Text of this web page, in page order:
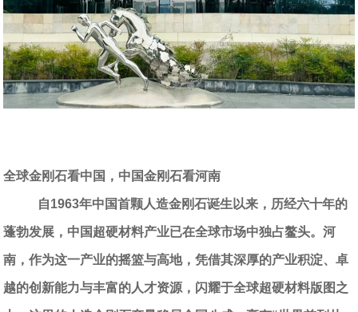
全球金刚石看中国，中国金刚石看河南
自1963年中国首颗人造金刚石诞生以来，历经六十年的
蓬勃发展，中国超硬材料产业已在全球市场中独占鳌头。河
南，作为这一产业的摇篮与高地，凭借其深厚的产业积淀、卓
越的创新能力与丰富的人才资源，闪耀于全球超硬材料版图之